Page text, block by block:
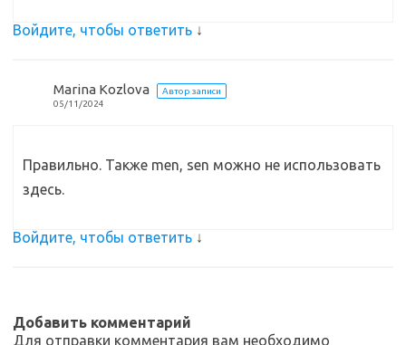
Войдите, чтобы ответить ↓
Marina Kozlova
Автор записи
05/11/2024
Правильно. Также men, sen можно не использовать
здесь.
Войдите, чтобы ответить ↓
Добавить комментарий
Для отправки комментария вам необходимо